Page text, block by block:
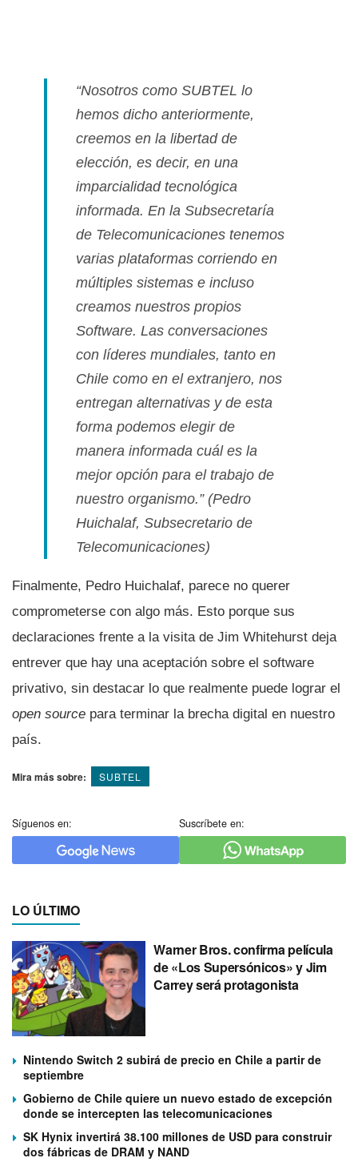
“Nosotros como SUBTEL lo
hemos dicho anteriormente,
creemos en la libertad de
elección, es decir, en una
imparcialidad tecnológica
informada. En la Subsecretarí­a
de Telecomunicaciones tenemos
varias plataformas corriendo en
múltiples sistemas e incluso
creamos nuestros propios
Software. Las conversaciones
con lí­deres mundiales, tanto en
Chile como en el extranjero, nos
entregan alternativas y de esta
forma podemos elegir de
manera informada cuál es la
mejor opción para el trabajo de
nuestro organismo.”(Pedro
Huichalaf, Subsecretario de
Telecomunicaciones)
Finalmente, Pedro Huichalaf, parece no querer
comprometerse con algo más. Esto porque sus
declaraciones frente a la visita de Jim Whitehurst deja
entrever que hay una aceptación sobre el software
privativo, sin destacar lo que realmente puede lograr el
open source para terminar la brecha digital en nuestro
paí­s.
Mira más sobre: SUBTEL
Síguenos en: Suscríbete en:
LO ÚLTIMO
Warner Bros. confirma película
de «Los Supersónicos» y Jim
Carrey será protagonista
Nintendo Switch 2 subirá de precio en Chile a partir de
septiembre
Gobierno de Chile quiere un nuevo estado de excepción
donde se intercepten las telecomunicaciones
SK Hynix invertirá 38.100 millones de USD para construir
dos fábricas de DRAM y NAND